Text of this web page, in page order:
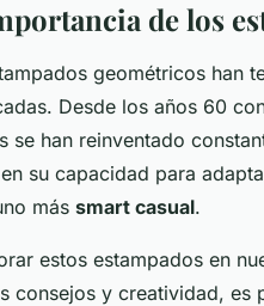
de los
geométricos han
Desde los años 60
se han reinventado
su capacidad para
más smart casual.
estos estampados en
consejos y creatividad, es